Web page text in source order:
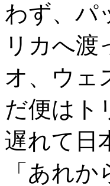
わず、パ
リカへ渡
オ、ウェ
だ便はト
遅れて日
「あれ